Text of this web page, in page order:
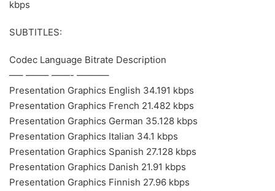
kbps
SUBTITLES:
Codec Language Bitrate Description
—– ——– ——- ———–
Presentation Graphics English 34.191 kbps
Presentation Graphics French 21.482 kbps
Presentation Graphics German 35.128 kbps
Presentation Graphics Italian 34.1 kbps
Presentation Graphics Spanish 27.128 kbps
Presentation Graphics Danish 21.91 kbps
Presentation Graphics Finnish 27.96 kbps